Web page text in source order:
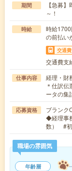
期間
【急募
～！
時給
時給
の前払い
交通費
交通費支
仕事内容
経理・財
＊仕訳
ータの集
応募資格
ブランク
◆経理事
数） #初
職場の雰囲気
年齢層